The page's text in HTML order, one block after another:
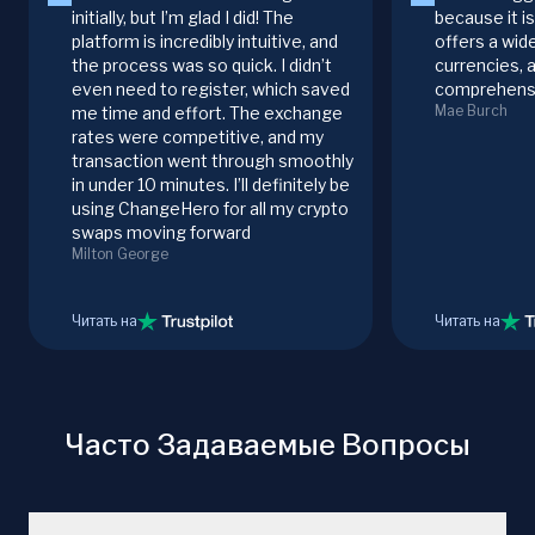
initially, but I’m glad I did! The
platform is incredibly intuitive, and
the process was so quick. I didn’t
even need to register, which saved
me time and effort. The exchange
rates were competitive, and my
transaction went through smoothly
in under 10 minutes. I’ll definitely be
using ChangeHero for all my crypto
swaps moving forward
Milton George
Читать на
because it
offers a
currencies,
Mae Burch
Читать на
Часто Задаваемые Вопросы